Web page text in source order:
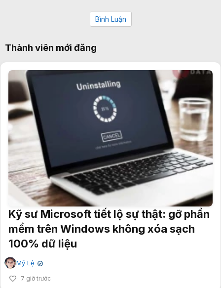
Bình Luận
Thành viên mới đăng
Kỹ sư Microsoft tiết lộ sự thật: gỡ phần
mềm trên Windows không xóa sạch
100% dữ liệu
Mỹ Lệ ✔
7 giờ trước